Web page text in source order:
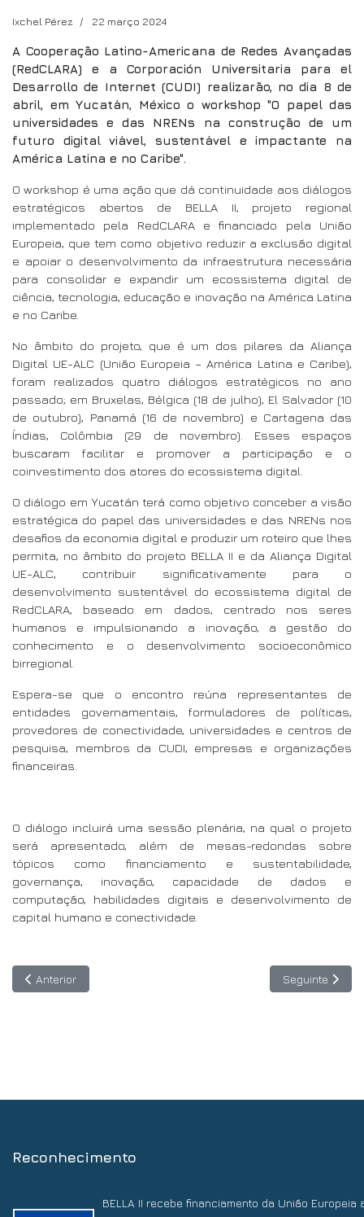
Ixchel Pérez 22 março 2024
A Cooperação Latino-Americana de Redes Avançadas
(RedCLARA) e a Corporación Universitaria para el
Desarrollo de Internet (CUDI) realizarão, no dia 8 de
abril, em Yucatán, México o workshop "O papel das
universidades e das NRENs na construção de um
futuro digital viável, sustentável e impactante na
América Latina e no Caribe".
O workshop é uma ação que dá continuidade aos diálogos
estratégicos abertos de BELLA II, projeto regional
implementado pela RedCLARA e financiado pela União
Europeia, que tem como objetivo reduzir a exclusão digital
e apoiar o desenvolvimento da infraestrutura necessária
para consolidar e expandir um ecossistema digital de
ciência, tecnologia, educação e inovação na América Latina
e no Caribe.
No âmbito do projeto, que é um dos pilares da Aliança
Digital UE-ALC (União Europeia – América Latina e Caribe),
foram realizados quatro diálogos estratégicos no ano
passado; em Bruxelas, Bélgica (18 de julho), El Salvador (10
de outubro), Panamá (16 de novembro) e Cartagena das
Índias, Colômbia (29 de novembro). Esses espaços
buscaram facilitar e promover a participação e o
coinvestimento dos atores do ecossistema digital.
O diálogo em Yucatán terá como objetivo conceber a visão
estratégica do papel das universidades e das NRENs nos
desafios da economia digital e produzir um roteiro que lhes
permita, no âmbito do projeto BELLA II e da Aliança Digital
UE-ALC, contribuir significativamente para o
desenvolvimento sustentável do ecossistema digital de
RedCLARA, baseado em dados, centrado nos seres
humanos e impulsionando a inovação, a gestão do
conhecimento e o desenvolvimento socioeconômico
birregional.
Espera-se que o encontro reúna representantes de
entidades governamentais, formuladores de políticas,
provedores de conectividade, universidades e centros de
pesquisa, membros da CUDI, empresas e organizações
financeiras.
O diálogo incluirá uma sessão plenária, na qual o projeto
será apresentado, além de mesas-redondas sobre
tópicos como financiamento e sustentabilidade,
governança, inovação, capacidade de dados e
computação, habilidades digitais e desenvolvimento de
capital humano e conectividade.
Artigo anterior: Atribuído à BOUZO y MAZZA GIGENA
Anterior Artigo
Seguinte
Reconhecimento
BELLA II recebe financiamento da União